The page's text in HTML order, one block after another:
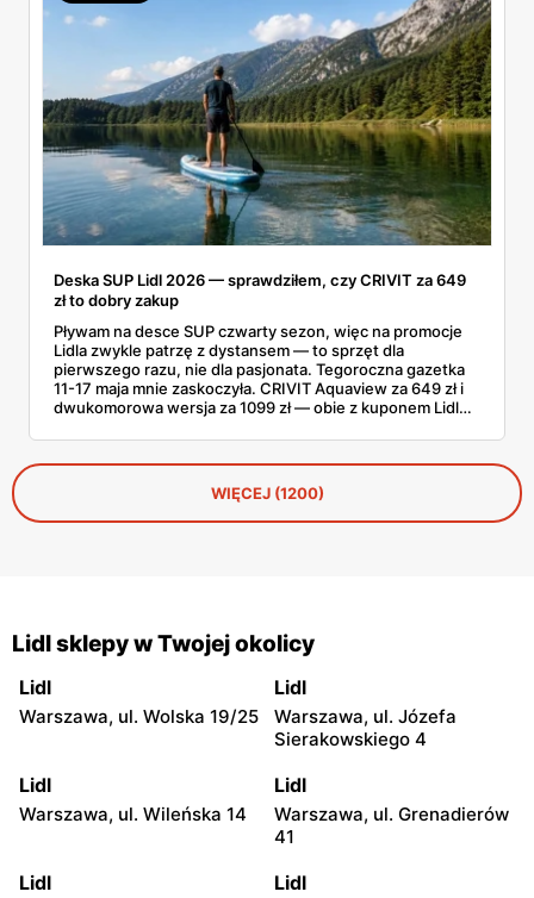
Deska SUP Lidl 2026 — sprawdziłem, czy CRIVIT za 649
zł to dobry zakup
Pływam na desce SUP czwarty sezon, więc na promocje
Lidla zwykle patrzę z dystansem — to sprzęt dla
pierwszego razu, nie dla pasjonata. Tegoroczna gazetka
11-17 maja mnie zaskoczyła. CRIVIT Aquaview za 649 zł i
dwukomorowa wersja za 1099 zł — obie z kuponem Lidl
nośność, a do tego, jak wypadają wobec tańszych modeli
z Decathlonu.
WIĘCEJ (1200)
Lidl sklepy w Twojej okolicy
Lidl
Warszawa, ul. Wolska 19/25
Lidl
Warszawa, ul. Józefa
Sierakowskiego 4
Lidl
Warszawa, ul. Wileńska 14
Lidl
Warszawa, ul. Grenadierów
41
Lidl Lidl